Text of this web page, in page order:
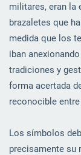
militares, eran la
brazaletes que
medida que los
iban
tradiciones y
forma acertada
reconocible
Los símbolos
precisamente su